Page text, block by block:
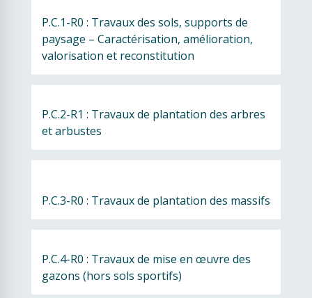
P.C.1-R0 : Travaux des sols, supports de
paysage – Caractérisation, amélioration,
valorisation et reconstitution
P.C.2-R1 : Travaux de plantation des arbres
et arbustes
P.C.3-R0 : Travaux de plantation des massifs
P.C.4-R0 : Travaux de mise en œuvre des
gazons (hors sols sportifs)